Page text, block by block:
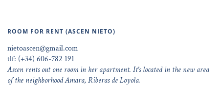
ROOM FOR RENT (ASCEN NIETO)
nietoascen@gmail.com
tlf: (+34) 606-782 191
Ascen rents out one room in her apartment. It's located in the new area
of the neighborhood Amara, Riberas de Loyola.